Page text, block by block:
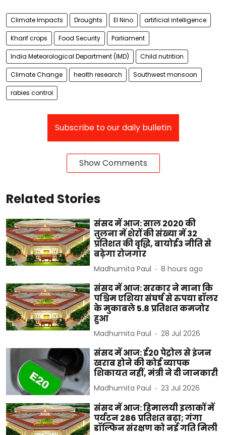
Climate Impacts Droughts El Nino artificial intelligence
Kharif crops Food Security Parliament
India Meteorological Department (IMD) Child nutrition
Climate Change health research Southwest monsoon
rabies control
Subscribe to our daily bulletin
Show Comments
Related Stories
संसद में आज: साल 2020 की
तुलना में शेरों की संख्या में 32
प्रतिशत की वृद्धि, बायोई3 नीति से
बढ़ेगा रोजगार
Madhumita Paul 8 hours ago
संसद में आज: सरकार ने माना कि
पश्चिम एशिया संघर्ष से रुपया डॉलर
के मुकाबले 5.8 प्रतिशत कमजोर
हुआ
Madhumita Paul 28 Jul 2026
संसद में आज: ई20 पेट्रोल से इंजन
खराब होने की कोई व्यापक
शिकायत नहीं, मंत्री ने दी जानकारी
Madhumita Paul 23 Jul 2026
संसद में आज: हिमालयी इलाकों में
पर्यटन 286 प्रतिशत बढ़ा; गंगा
डॉल्फिन संरक्षण को नई गति मिली